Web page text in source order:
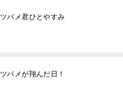
ツバメ君ひとやすみ
ツバメが翔んだ日！